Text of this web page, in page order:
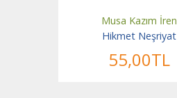
Musa Kazım İren
Hikmet Neşriyat
55,00TL